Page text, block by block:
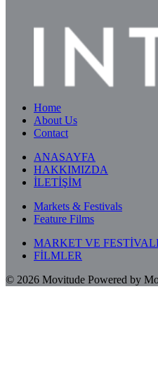
Home
About Us
Contact
ANASAYFA
HAKKIMIZDA
İLETİŞİM
Markets & Festivals
Feature Films
MARKET VE
FİLMLER
© 2026 Movitude Powered by